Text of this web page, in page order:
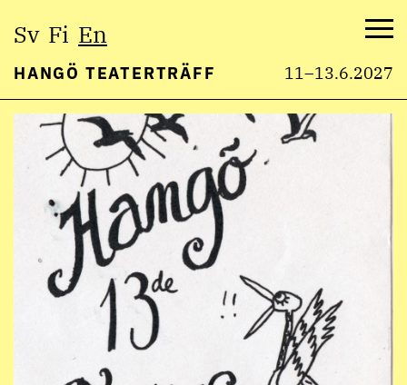
content
Sv Fi En
HANGÖ TEATERTRÄFF 11–13.6.2027